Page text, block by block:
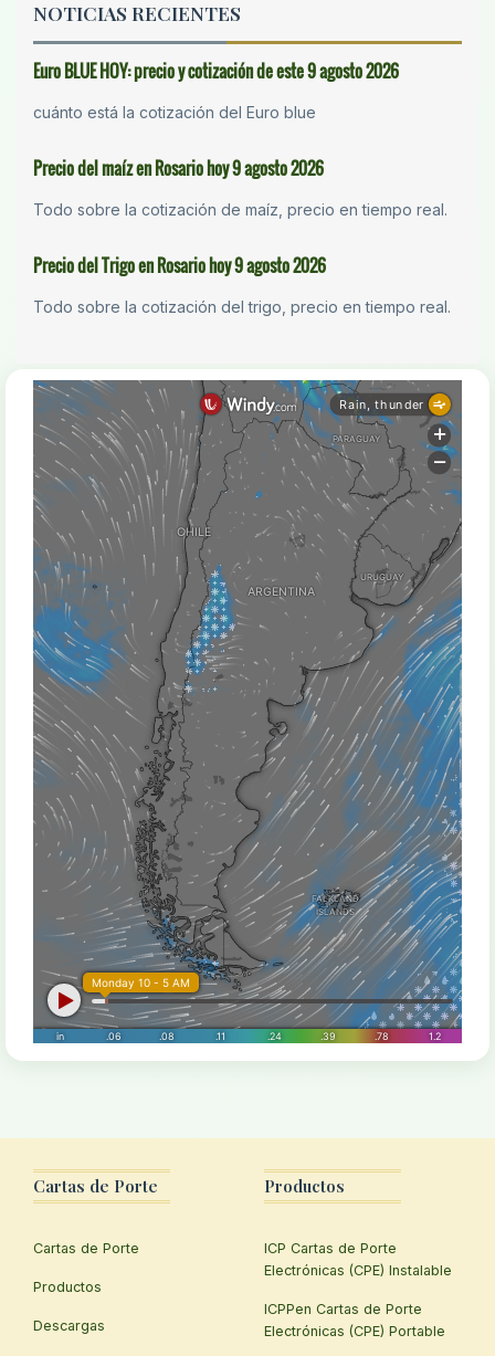
NOTICIAS RECIENTES
Euro BLUE HOY: precio y cotización de este 9 agosto 2026
cuánto está la cotización del Euro blue
Precio del maíz en Rosario hoy 9 agosto 2026
Todo sobre la cotización de maíz, precio en tiempo real.
Precio del Trigo en Rosario hoy 9 agosto 2026
Todo sobre la cotización del trigo, precio en tiempo real.
Cartas de Porte
Cartas de Porte
Productos
Descargas
Productos
ICP Cartas de Porte
Electrónicas (CPE) Instalable
ICPPen Cartas de Porte
Electrónicas (CPE) Portable